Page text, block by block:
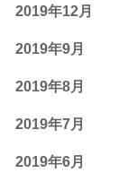
2019年12月
2019年9月
2019年8月
2019年7月
2019年6月